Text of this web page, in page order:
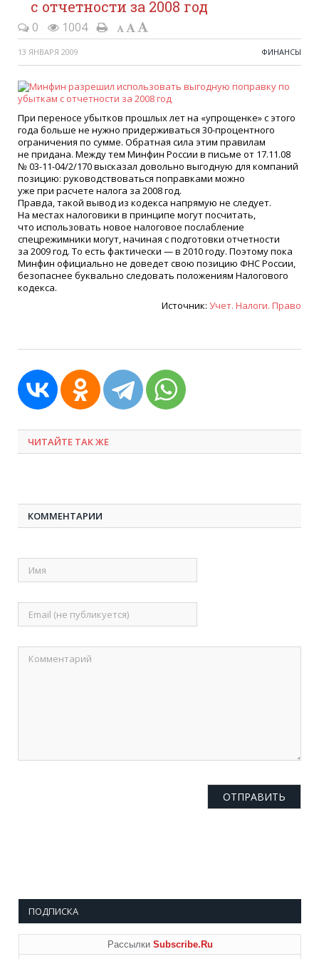
с отчетности за 2008 год
0 1004
13 ЯНВАРЯ 2009 ФИНАНСЫ
При переносе убытков прошлых лет на «упрощенке» с этого
года больше не нужно придерживаться 30-процентного
ограничения по сумме. Обратная сила этим правилам
не придана. Между тем Минфин России в письме от 17.11.08
№ 03-11-04/2/170 высказал довольно выгодную для компаний
позицию: руководствоваться поправками можно
уже при расчете налога за 2008 год.
Правда, такой вывод из кодекса напрямую не следует.
На местах налоговики в принципе могут посчитать,
что использовать новое налоговое послабление
спецрежимники могут, начиная с подготовки отчетности
за 2009 год. То есть фактически — в 2010 году. Поэтому пока
Минфин официально не доведет свою позицию ФНС России,
безопаснее буквально следовать положениям Налогового
кодекса.
Источник: Учет. Налоги. Право
ЧИТАЙТЕ ТАК ЖЕ
КОММЕНТАРИИ
ПОДПИСКА
Рассылки Subscribe.Ru